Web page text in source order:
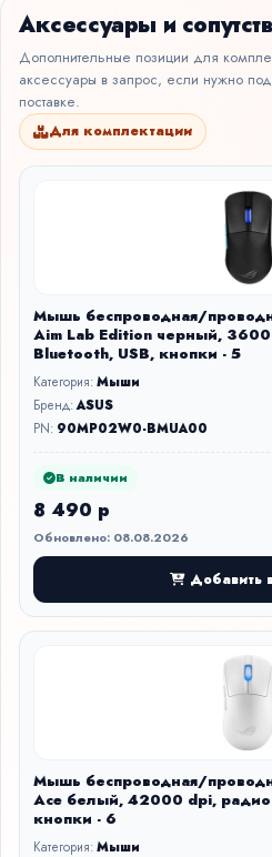
Аксессуары и
Дополнительные позиции для
аксессуары в запрос, если нужно
поставке.
Для комплектации
Мышь беспроводная/
Aim Lab Edition черный,
Bluetooth, USB, кнопки - 5
Категория:Мыши
Бренд:ASUS
PN: 90MP02W0-BMUA00
В наличии
8 490 р
Обновлено: 08.08.2026
Добавить
Мышь беспроводная/
Ace белый, 42000 dpi,
кнопки - 6
Категория:Мыши